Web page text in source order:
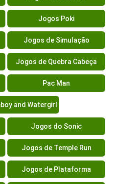
Jogos Poki
Jogos de Simulação
Jogos de Quebra Cabeça
Pac Man
and Watergirl
Jogos do Sonic
Jogos de Temple Run
Jogos de Plataforma